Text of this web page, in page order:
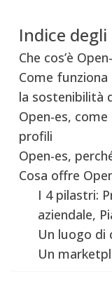
Indice
Che cos’è
Come
la sostenibilità
Open-es,
profili
Open-es,
Cosa offre
I 4 pilastri:
aziendale,
Un luogo di
Un